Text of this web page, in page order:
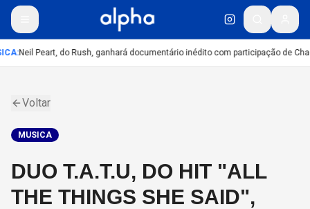
:Neil Peart, do Rush, ganhará documentário inédito com participação de
Voltar
MUSICA
DUO T.A.T.U, DO HIT "ALL
THE THINGS SHE SAID",